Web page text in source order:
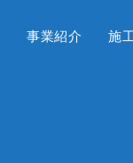
事業紹介 施